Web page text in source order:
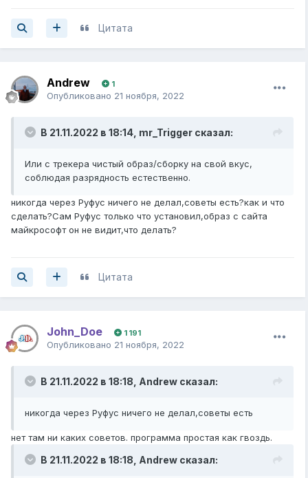
Цитата
Andrew 1
Опубликовано 21 ноября, 2022
В 21.11.2022 в 18:14, mr_Trigger сказал:
Или с трекера чистый образ/сборку на свой вкус,
соблюдая разрядность естественно.
никогда через Руфус ничего не делал,советы есть?как и что
сделать?Сам Руфус только что установил,образ с сайта
майкрософт он не видит,что делать?
Цитата
John_Doe 1 191
Опубликовано 21 ноября, 2022
В 21.11.2022 в 18:18, Andrew сказал:
никогда через Руфус ничего не делал,советы есть
нет там ни каких советов. программа простая как гвоздь.
В 21.11.2022 в 18:18, Andrew сказал: